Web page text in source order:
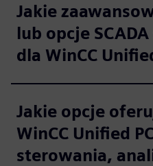
Jakie
lub opcje
dla WinCC
Jakie opcje
WinCC Unified
sterowania,